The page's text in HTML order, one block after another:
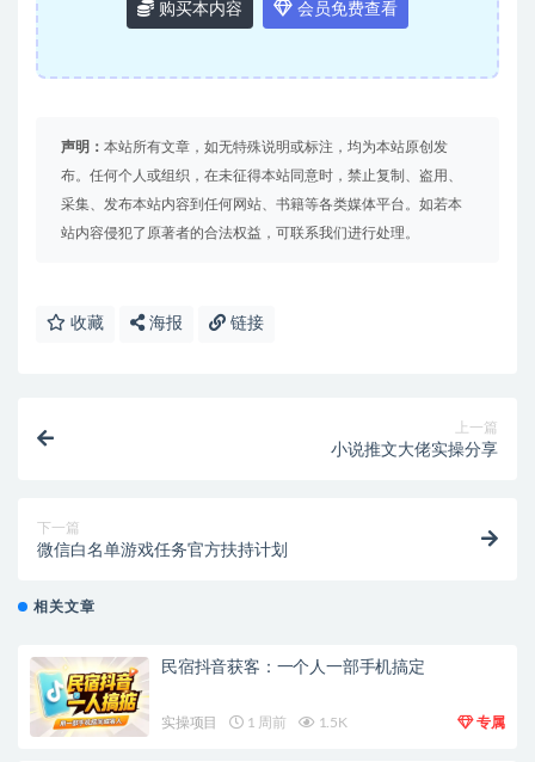
购买本内容 会员免费查看
声明： 本站所有文章，如无特殊说明或标注，均为本站原创发
布。任何个人或组织，在未征得本站同意时，禁止复制、盗用、
采集、发布本站内容到任何网站、书籍等各类媒体平台。如若本
站内容侵犯了原著者的合法权益，可联系我们进行处理。
收藏 海报 链接
上一篇
小说推文大佬实操分享
下一篇
微信白名单游戏任务官方扶持计划
相关文章
民宿抖音获客：一个人一部手机搞定
实操项目 1 周前 1.5K 专属